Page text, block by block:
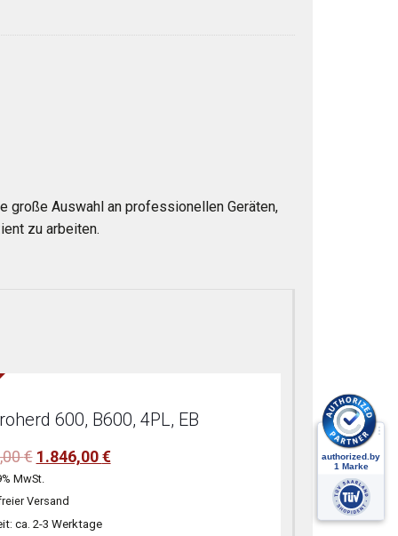
große Auswahl an professionellen Geräten,
zu arbeiten.
600, B600, 4PL, EB
€ Ursprünglicher
Preis
war:
2.798,00 €
1.846,00€Aktueller
MwSt.
Versand
ca. 2-3 Werktage